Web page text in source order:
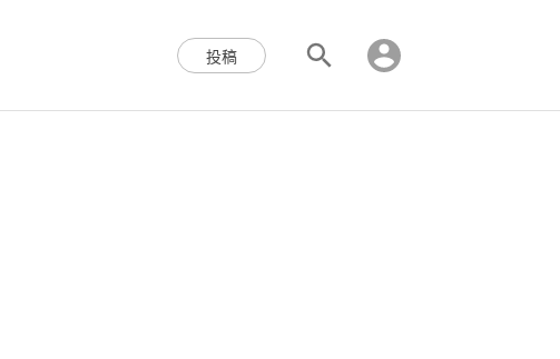
,区块链,Web3,分布式,操作系
投稿